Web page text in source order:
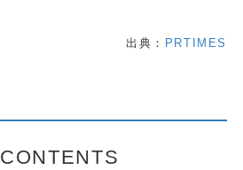
出典： PRTIMES
CONTENTS